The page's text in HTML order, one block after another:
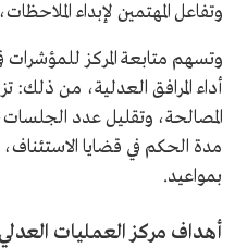
وتفاعل المهتمين لإبداء
وتسهم متابعة المركز للمؤشرات
أداء المرافق العدلية، من ذلك:
المصالحة، وتقليل عدد
مدة الحكم في قضايا الاستئناف،
بمواعيد.
أهداف مركز العمليات العدلي